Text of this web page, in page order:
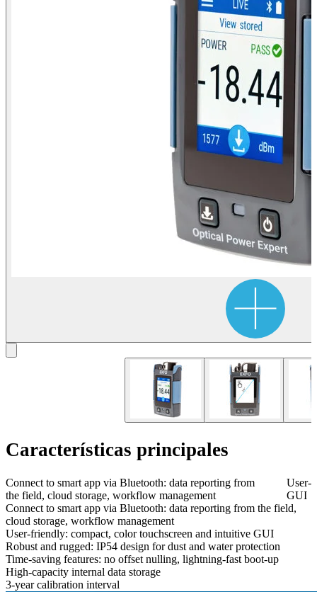
Características principales
Connect to smart app via Bluetooth: data reporting from
the field, cloud storage, workflow management
User-
GUI
Connect to smart app via Bluetooth: data reporting from the field,
cloud storage, workflow management
User-friendly: compact, color touchscreen and intuitive GUI
Robust and rugged: IP54 design for dust and water protection
Time-saving features: no offset nulling, lightning-fast boot-up
High-capacity internal data storage
3-year calibration interval